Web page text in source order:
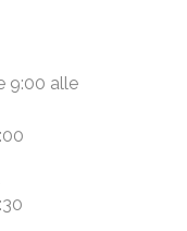
9:00 alle